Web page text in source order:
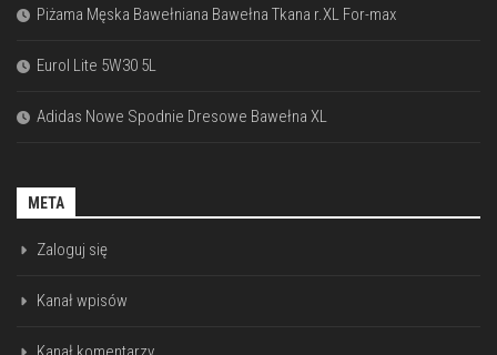
Piżama Męska Bawełniana Bawełna Tkana r.XL For-max
Eurol Lite 5W30 5L
Adidas Nowe Spodnie Dresowe Bawełna XL
META
Zaloguj się
Kanał wpisów